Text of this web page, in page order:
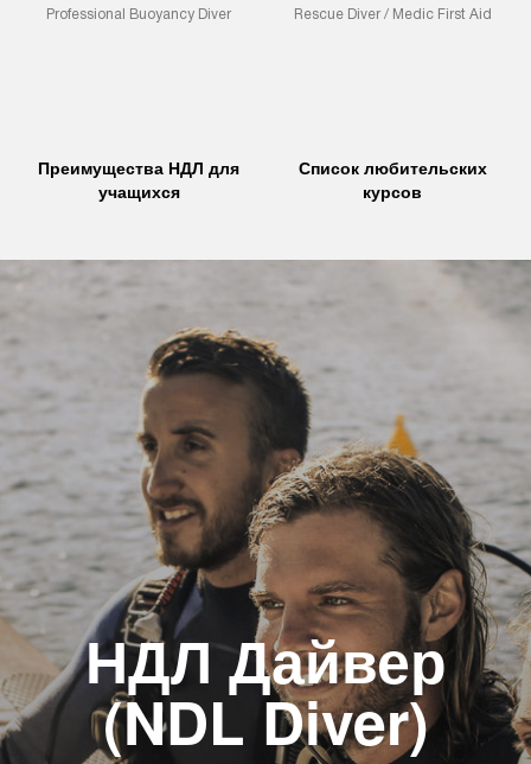
Professional Buoyancy Diver Rescue Diver / Medic First Aid
Преимущества НДЛ для
учащихся
Список любительских
курсов
НДЛ Дайвер
(NDL Diver)